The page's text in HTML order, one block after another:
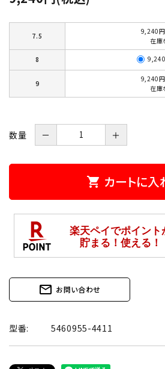
7.5
9,240
在庫
8
9
9,240
在庫
数量 － ＋
shopping_cart カートに入
mail_outline お問い合わせ
型番: 5460955-4411